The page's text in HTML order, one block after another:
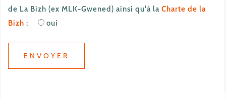
de La Bizh (ex MLK-Gwened) ainsi qu'à la Charte de la
Bizh : oui